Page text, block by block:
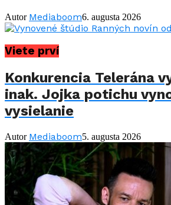
Autor Mediaboom6. augusta 2026
Viete prví
Konkurencia Telerána
inak. Jojka potichu
vysielanie
Autor Mediaboom5. augusta 2026